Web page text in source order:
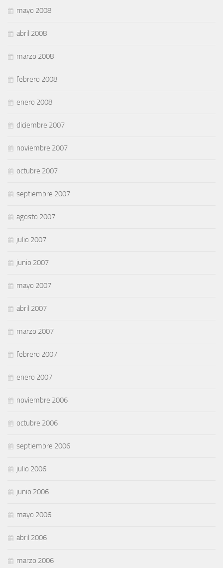
mayo 2008
abril 2008
marzo 2008
febrero 2008
enero 2008
diciembre 2007
noviembre 2007
octubre 2007
septiembre 2007
agosto 2007
julio 2007
junio 2007
mayo 2007
abril 2007
marzo 2007
febrero 2007
enero 2007
noviembre 2006
octubre 2006
septiembre 2006
julio 2006
junio 2006
mayo 2006
abril 2006
marzo 2006